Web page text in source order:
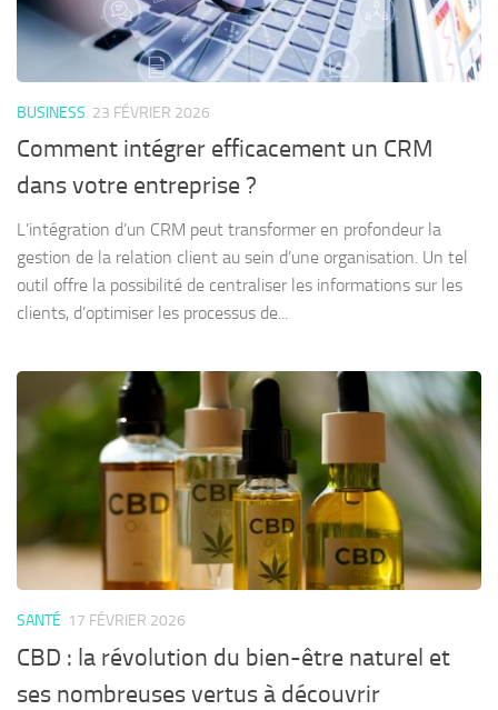
BUSINESS 23 FÉVRIER 2026
Comment intégrer efficacement un CRM
dans votre entreprise ?
L’intégration d’un CRM peut transformer en profondeur la
gestion de la relation client au sein d’une organisation. Un tel
outil offre la possibilité de centraliser les informations sur les
clients, d’optimiser les processus de...
SANTÉ 17 FÉVRIER 2026
CBD : la révolution du bien-être naturel et
ses nombreuses vertus à découvrir